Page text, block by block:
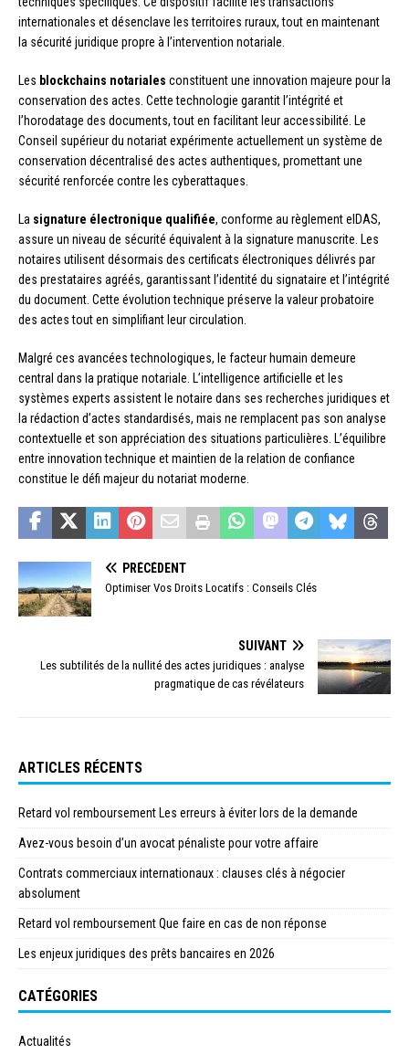
internationales et désenclave les territoires ruraux, tout en maintenant
la sécurité juridique propre à l’intervention notariale.
Les blockchains notariales constituent une innovation majeure pour la
conservation des actes. Cette technologie garantit l’intégrité et
l’horodatage des documents, tout en facilitant leur accessibilité. Le
Conseil supérieur du notariat expérimente actuellement un système de
conservation décentralisé des actes authentiques, promettant une
sécurité renforcée contre les cyberattaques.
La signature électronique qualifiée, conforme au règlement eIDAS,
assure un niveau de sécurité équivalent à la signature manuscrite. Les
notaires utilisent désormais des certificats électroniques délivrés par
des prestataires agréés, garantissant l’identité du signataire et l’intégrité
du document. Cette évolution technique préserve la valeur probatoire
des actes tout en simplifiant leur circulation.
Malgré ces avancées technologiques, le facteur humain demeure
central dans la pratique notariale. L’intelligence artificielle et les
systèmes experts assistent le notaire dans ses recherches juridiques et
la rédaction d’actes standardisés, mais ne remplacent pas son analyse
contextuelle et son appréciation des situations particulières. L’équilibre
entre innovation technique et maintien de la relation de confiance
constitue le défi majeur du notariat moderne.
PRÉCÉDENT
Optimiser Vos Droits Locatifs : Conseils Clés
SUIVANT
Les subtilités de la nullité des actes juridiques : analyse
pragmatique de cas révélateurs
ARTICLES RÉCENTS
Retard vol remboursement Les erreurs à éviter lors de la demande
Avez-vous besoin d’un avocat pénaliste pour votre affaire
Contrats commerciaux internationaux : clauses clés à négocier
absolument
Retard vol remboursement Que faire en cas de non réponse
Les enjeux juridiques des prêts bancaires en 2026
CATÉGORIES
Actualités